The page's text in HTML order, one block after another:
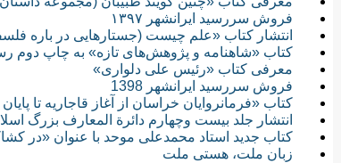
فروش سررسید ایرانشهر ۱۳۹۷
انتشار کتاب «علم چیست (جستارهایی در باره
کتاب «شاهنامه و پژوهش‌های تازه» به چاپ دوم
معرفی کتاب «رئیس علی دلواری»
فروش سررسید ایرانشهر 1398
کتاب «فرمانروایان خراسان از آغاز قاجاریه تا
انتشار جلد بیست وچهارم دائرة المعارف بزرگ
کتاب جدید استاد محمدعلی موحد با عنوان «در
زبان ملت، هستی ملت